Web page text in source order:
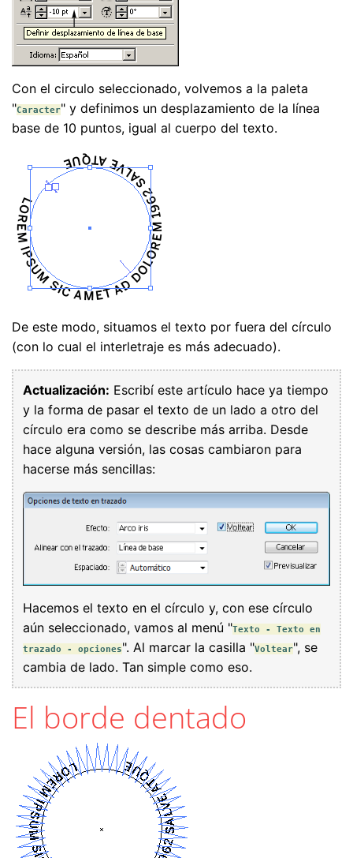
Con el circulo seleccionado, volvemos a la paleta
"Caracter" y definimos un desplazamiento de la línea
base de 10 puntos, igual al cuerpo del texto.
De este modo, situamos el texto por fuera del círculo
(con lo cual el interletraje es más adecuado).
Actualización: Escribí este artículo hace ya tiempo
y la forma de pasar el texto de un lado a otro del
círculo era como se describe más arriba. Desde
hace alguna versión, las cosas cambiaron para
hacerse más sencillas:
Hacemos el texto en el círculo y, con ese círculo
aún seleccionado, vamos al menú "Texto - Texto en
trazado - opciones". Al marcar la casilla "Voltear", se
cambia de lado. Tan simple como eso.
El borde dentado